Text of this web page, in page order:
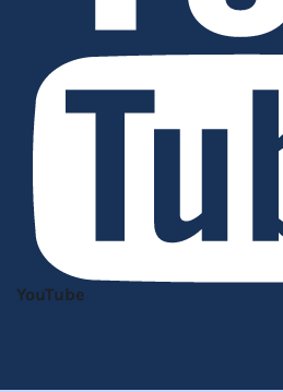
YouTube